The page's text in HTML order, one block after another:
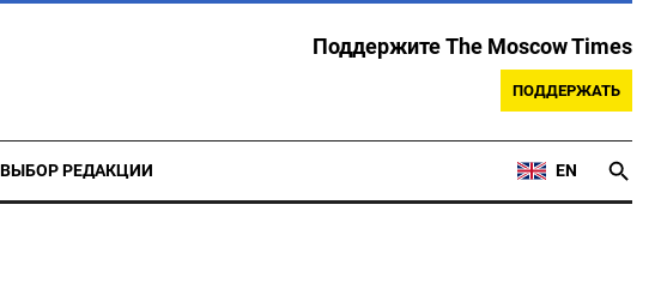
Поддержите The Moscow Times
ПОДДЕРЖАТЬ
ВЫБОР РЕДАКЦИИ EN